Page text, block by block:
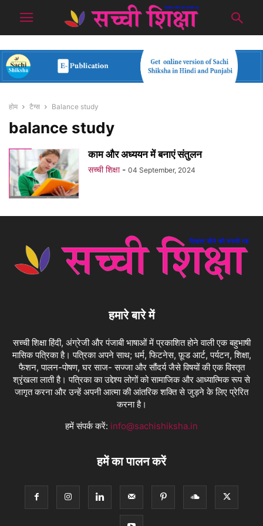
होम टैग्स Balance study
balance study
काम और अध्ययन में बनाएं संतुलन
सच्ची शिक्षा - 04 September, 2024
हमारे बारे में
सच्ची शिक्षा हिंदी, अंग्रेजी और पंजाबी भाषाओं में प्रकाशित होने वाली एक बहुभाषी
मासिक पत्रिका है। पत्रिका अपने साथ; धर्म, फिटनेस, फ़ूड आर्ट, पर्यटन, शिक्षा,
फैशन, पालन-पोषण, घर साज- सज्जा और सौंदर्य जैसे विषयों की एक विस्तृत
श्रृंखला लाती है। पत्रिका का उद्देश्य लोगों को सामाजिक और आध्यात्मिक रूप से
जागृत करना और उन्हें अपनी आत्मा की आंतरिक शक्ति से जुड़ने के लिए प्रेरित
करना है।
हमें संपर्क करें: info@sachishiksha.in
हमें का पालन करें